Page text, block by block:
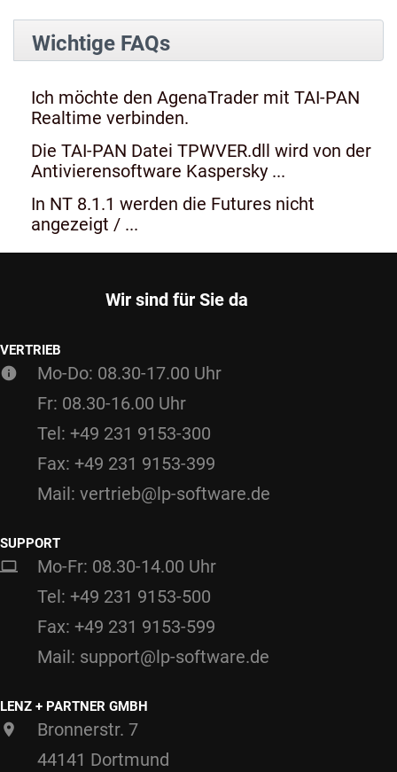
Wichtige FAQs
Ich möchte den AgenaTrader mit TAI-PAN
Realtime verbinden.
Die TAI-PAN Datei TPWVER.dll wird von der
Antivierensoftware Kaspersky ...
In NT 8.1.1 werden die Futures nicht
angezeigt / ...
Wir sind für Sie da
VERTRIEB
Mo-Do: 08.30-17.00 Uhr
Fr: 08.30-16.00 Uhr
Tel: +49 231 9153-300
Fax: +49 231 9153-399
Mail: vertrieb@lp-software.de
SUPPORT
Mo-Fr: 08.30-14.00 Uhr
Tel: +49 231 9153-500
Fax: +49 231 9153-599
Mail: support@lp-software.de
LENZ + PARTNER GMBH
Bronnerstr. 7
44141 Dortmund